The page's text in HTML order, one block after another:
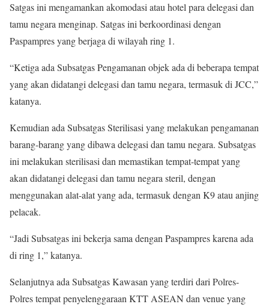
Satgas ini mengamankan akomodasi atau hotel para delegasi dan
tamu negara menginap. Satgas ini berkoordinasi dengan
Paspampres yang berjaga di wilayah ring 1.
“Ketiga ada Subsatgas Pengamanan objek ada di beberapa tempat
yang akan didatangi delegasi dan tamu negara, termasuk di JCC,”
katanya.
Kemudian ada Subsatgas Sterilisasi yang melakukan pengamanan
barang-barang yang dibawa delegasi dan tamu negara. Subsatgas
ini melakukan sterilisasi dan memastikan tempat-tempat yang
akan didatangi delegasi dan tamu negara steril, dengan
menggunakan alat-alat yang ada, termasuk dengan K9 atau anjing
pelacak.
“Jadi Subsatgas ini bekerja sama dengan Paspampres karena ada
di ring 1,” katanya.
Selanjutnya ada Subsatgas Kawasan yang terdiri dari Polres-
Polres tempat penyelenggaraan KTT ASEAN dan venue yang